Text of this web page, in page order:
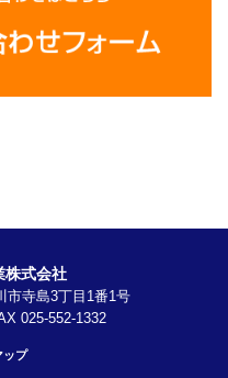
株式会社
寺島3丁目1番1号
025-552-1332
ップ